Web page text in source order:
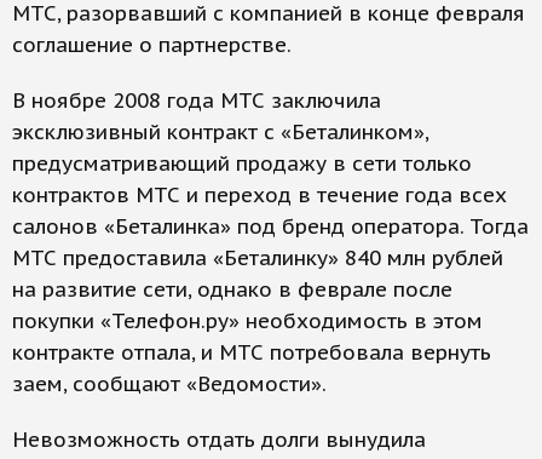
МТС, разорвавший с компанией в конце февраля
соглашение о партнерстве.
В ноябре 2008 года МТС заключила
эксклюзивный контракт с «Беталинком»,
предусматривающий продажу в сети только
контрактов МТС и переход в течение года всех
салонов «Беталинка» под бренд оператора. Тогда
МТС предоставила «Беталинку» 840 млн рублей
на развитие сети, однако в феврале после
покупки «Телефон.ру» необходимость в этом
контракте отпала, и МТС потребовала вернуть
заем, сообщают «Ведомости».
Невозможность отдать долги вынудила